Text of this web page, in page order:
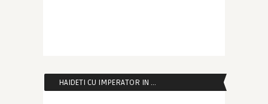
HAIDETI CU IMPERATOR IN …